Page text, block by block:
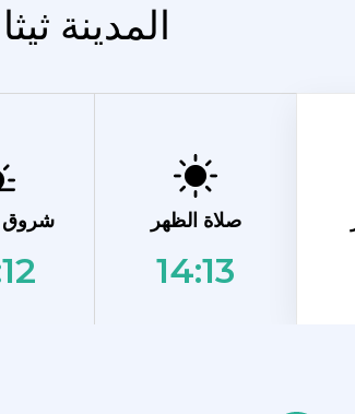
المدينة
صلاة الظهر
14:13